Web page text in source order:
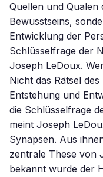
Quellen und Qualen
Bewusstseins,
Entwicklung der
Schlüsselfrage der
Joseph LeDoux.
Nicht das Rätsel
Entstehung und
die Schlüsselfrage
meint Joseph
Synapsen. Aus
zentrale These von
bekannt wurde der